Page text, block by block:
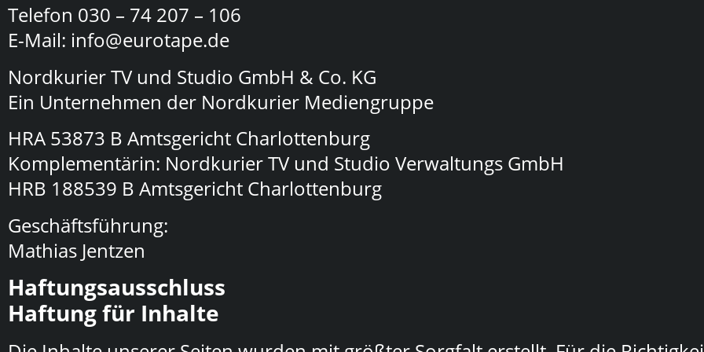
Telefon 030 – 74 207 – 106
E-Mail: info@eurotape.de
Nordkurier TV und Studio GmbH & Co. KG
Ein Unternehmen der Nordkurier Mediengruppe
HRA 53873 B Amtsgericht Charlottenburg
Komplementärin: Nordkurier TV und Studio Verwaltungs GmbH
HRB 188539 B Amtsgericht Charlottenburg
Geschäftsführung:
Mathias Jentzen
Haftungsausschluss
Haftung für Inhalte